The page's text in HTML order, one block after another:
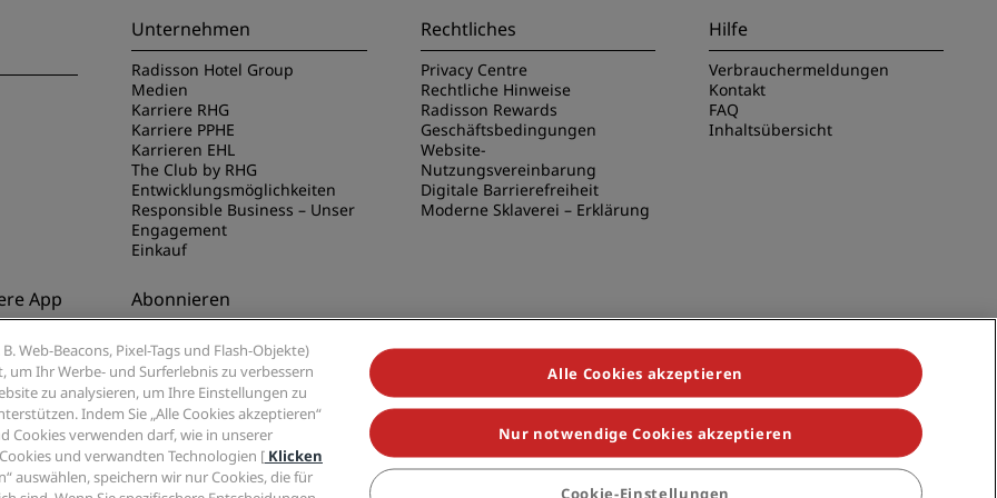
Unternehmen
Radisson Hotel Group
Medien
Karriere RHG
Karriere PPHE
Karrieren EHL
The Club by RHG
Entwicklungsmöglichkeiten
Responsible Business – Unser
Engagement
Einkauf
Rechtliches
Privacy Centre
Rechtliche Hinweise
Radisson Rewards
Geschäftsbedingungen
Website-
Nutzungsvereinbarung
Digitale Barrierefreiheit
Moderne Sklaverei – Erklärung
Hilfe
Verbrauchermeldungen
Kontakt
FAQ
Inhaltsübersicht
App
Hotels
Abonnieren
Verpassen Sie niemals unsere
beliebtesten Angebote
Group, Radisson, Radisson RED, Radisson Blu, Radisson Collection, Radisson Individuals, Park Plaza, Park Inn, Country Inn & Suites, Prize by
Web-Beacons, Pixel-Tags und Flash-Objekte)
um Ihr Werbe- und Surferlebnis zu verbessern
zu analysieren, um Ihre Einstellungen zu
Indem Sie „Alle Cookies akzeptieren“
Cookies verwenden darf, wie in unserer
und verwandten Technologien [ Klicken
auswählen, speichern wir nur Cookies, die für
Alle Cookies akzeptieren
Nur notwendige Cookies akzeptieren
Cookie-Einstellungen